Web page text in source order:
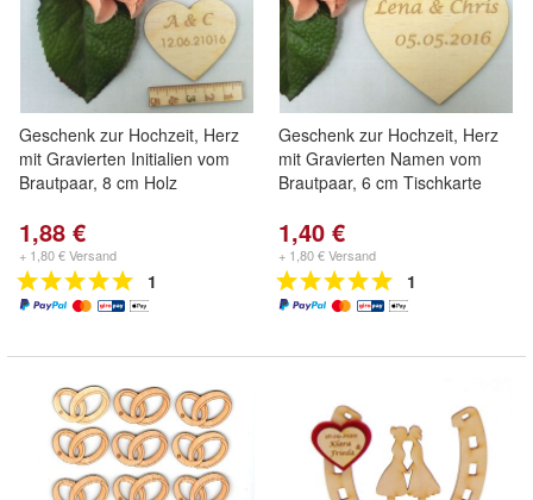
Geschenk zur Hochzeit, Herz
mit Gravierten Initialien vom
Brautpaar, 8 cm Holz
1,88 €
+ 1,80 € Versand
1
Geschenk zur Hochzeit, Herz
mit Gravierten Namen vom
Brautpaar, 6 cm Tischkarte
1,40 €
+ 1,80 € Versand
1